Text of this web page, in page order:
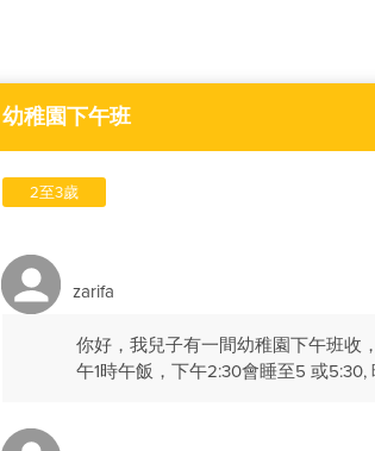
幼稚園下午班
2至3歲
zarifa
你好，我兒子有一間幼稚園下午班收
午1時午飯，下午2:30會睡至5 或